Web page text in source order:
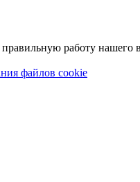
работу нашего
файлов cookie